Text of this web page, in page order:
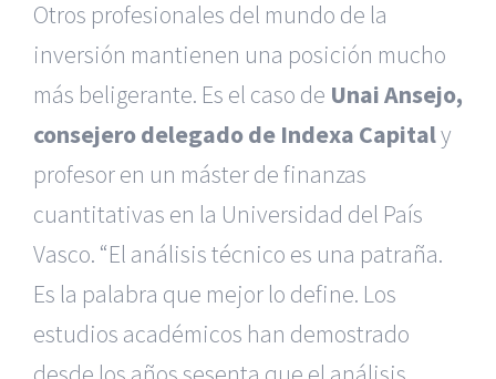
Otros profesionales del mundo de la
inversión mantienen una posición mucho
más beligerante. Es el caso de Unai Ansejo,
consejero delegado de Indexa Capitaly
profesor en un máster de finanzas
cuantitativas en la Universidad del País
Vasco. “El análisis técnico es una patraña.
Es la palabra que mejor lo define. Los
estudios académicos han demostrado